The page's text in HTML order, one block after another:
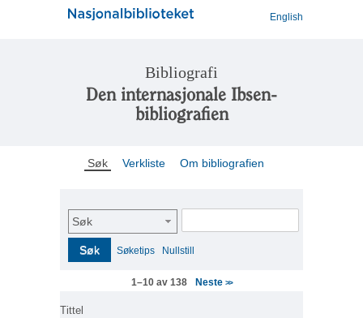
English
Bibliografi
Den internasjonale Ibsen-
bibliografien
Søk Verkliste Om bibliografien
Søk
Søk Søketips Nullstill
1–10 av 138 Neste >>
Tittel